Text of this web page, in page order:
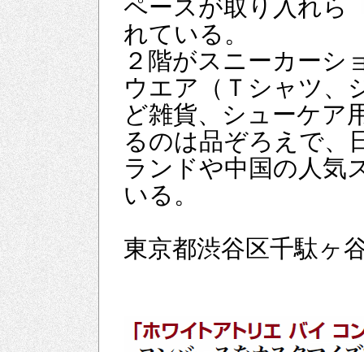
ペースが取り入れら
れている。
２階がスニーカーシ
ウエア（Ｔシャツ、
ど雑貨、シューケア
るのは品ぞろえで、
ランドや中国の人気
いる。
東京都渋谷区千駄ヶ